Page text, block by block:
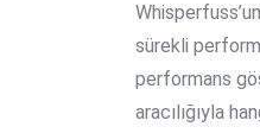
sürekli
performans
aracılığıyla